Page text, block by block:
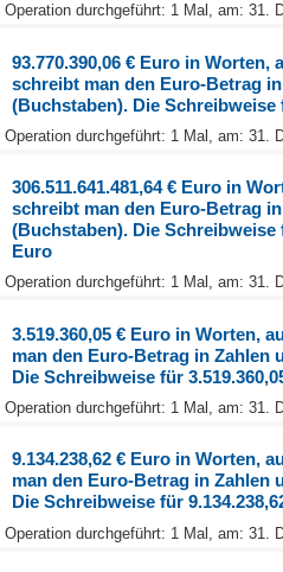
Operation durchgeführt: 1 Mal, am: 31.
93.770.390,06 € Euro in Worten,
schreibt man den Euro-Betrag
(Buchstaben). Die Schreibweise
Operation durchgeführt: 1 Mal, am: 31.
306.511.641.481,64 € Euro in
schreibt man den Euro-Betrag
(Buchstaben). Die Schreibweise
Euro
Operation durchgeführt: 1 Mal, am: 31.
3.519.360,05 € Euro in Worten,
man den Euro-Betrag in Zahlen
Die Schreibweise für
Operation durchgeführt: 1 Mal, am: 31.
9.134.238,62 € Euro in Worten,
man den Euro-Betrag in Zahlen
Die Schreibweise für
Operation durchgeführt: 1 Mal, am: 31.